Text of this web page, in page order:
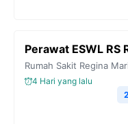
Perawat ESWL RS
Rumah Sakit Regina
4 Hari yang lalu